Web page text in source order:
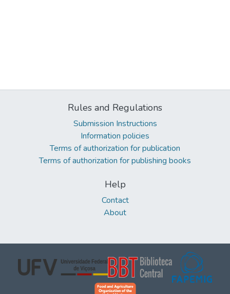
Rules and Regulations
Submission Instructions
Information policies
Terms of authorization for publication
Terms of authorization for publishing books
Help
Contact
About